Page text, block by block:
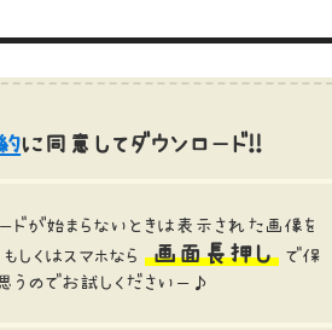
に同意してダウンロード!!
ドが始まらないときは表示された画像を
しくはスマホなら 画面長押し
で保
うのでお試しくださいー♪